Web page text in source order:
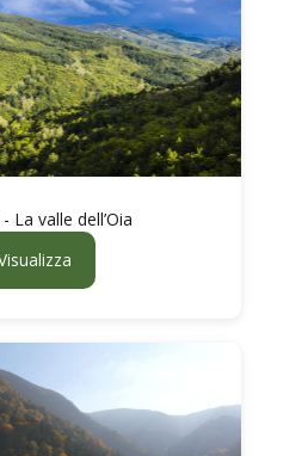
La valle dell’Oia